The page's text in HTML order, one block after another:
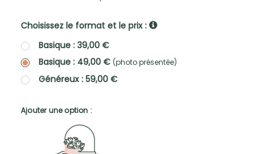
Choisissez le format et le prix :
Basique : 39,00 €
Basique : 49,00 € (photo présentée)
Généreux : 59,00 €
Ajouter une option :